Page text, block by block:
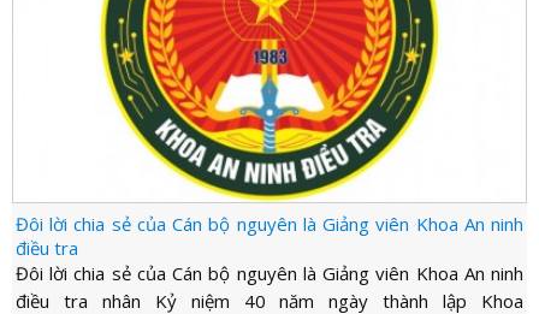
Đôi lời chia sẻ của Cán bộ nguyên là Giảng viên Khoa An ninh
điều tra
Đôi lời chia sẻ của Cán bộ nguyên là Giảng viên Khoa An ninh
điều tra nhân Kỷ niệm 40 năm ngày thành lập Khoa